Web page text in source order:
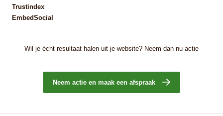
Trustindex
EmbedSocial
Wil je écht resultaat halen uit je website? Neem dan nu actie
Neem actie en maak een afspraak